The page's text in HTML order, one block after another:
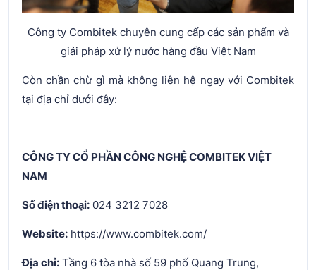
Công ty Combitek chuyên cung cấp các sản phẩm và
giải pháp xử lý nước hàng đầu Việt Nam
Còn chần chừ gì mà không liên hệ ngay với Combitek
tại địa chỉ dưới đây:
CÔNG TY CỔ PHẦN CÔNG NGHỆ COMBITEK VIỆT
NAM
Số điện thoại: 024 3212 7028
Website: https://www.combitek.com/
Địa chỉ: Tầng 6 tòa nhà số 59 phố Quang Trung,